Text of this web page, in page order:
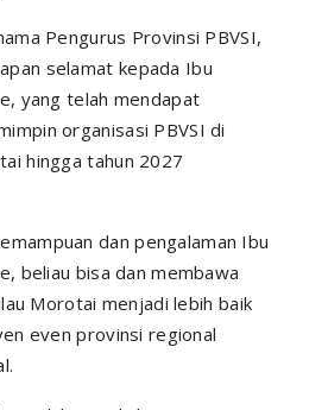
Pengurus Provinsi PBVSI,
selamat kepada Ibu
yang telah mendapat
organisasi PBVSI di
hingga tahun 2027
dan pengalaman Ibu
beliau bisa dan membawa
Morotai menjadi lebih baik
even provinsi regional